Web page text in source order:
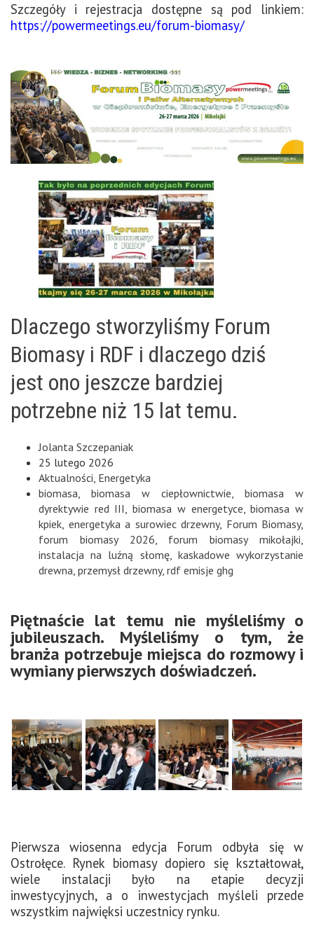
Szczegóły i rejestracja dostępne są pod linkiem:
https://powermeetings.eu/forum-biomasy/
Dlaczego stworzyliśmy Forum
Biomasy i RDF i dlaczego dziś
jest ono jeszcze bardziej
potrzebne niż 15 lat temu.
Jolanta Szczepaniak
25 lutego 2026
Aktualności, Energetyka
biomasa, biomasa w ciepłownictwie, biomasa w
dyrektywie red III,biomasa w energetyce,biomasa w
kpiek, energetyka a surowiec drzewny, Forum Biomasy,
forum biomasy 2026, forum biomasy mikołajki,
instalacja na luźną słomę, kaskadowe wykorzystanie
drewna, przemysł drzewny, rdf emisje ghg
Piętnaście lat temu nie myśleliśmy o
jubileuszach. Myśleliśmy o tym, że
branża potrzebuje miejsca do rozmowy i
wymiany pierwszych doświadczeń.
Pierwsza wiosenna edycja Forum odbyła się w
Ostrołęce. Rynek biomasy dopiero się kształtował,
wiele instalacji było na etapie decyzji
inwestycyjnych, a o inwestycjach myśleli przede
wszystkim najwięksi uczestnicy rynku.